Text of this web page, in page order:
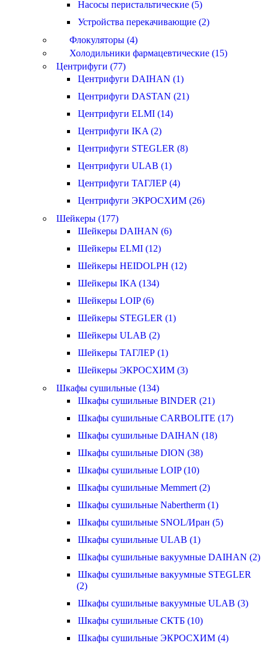
Насосы перистальтические (5)
Устройства перекачивающие (2)
Флокуляторы (4)
Холодильники фармацевтические (15)
Центрифуги (77)
Центрифуги DAIHAN (1)
Центрифуги DASTAN (21)
Центрифуги ELMI (14)
Центрифуги IKA (2)
Центрифуги STEGLER (8)
Центрифуги ULAB (1)
Центрифуги ТАГЛЕР (4)
Центрифуги ЭКРОСХИМ (26)
Шейкеры (177)
Шейкеры DAIHAN (6)
Шейкеры ELMI (12)
Шейкеры HEIDOLPH (12)
Шейкеры IKA (134)
Шейкеры LOIP (6)
Шейкеры STEGLER (1)
Шейкеры ULAB (2)
Шейкеры ТАГЛЕР (1)
Шейкеры ЭКРОСХИМ (3)
Шкафы сушильные (134)
Шкафы сушильные BINDER (21)
Шкафы сушильные CARBOLITE (17)
Шкафы сушильные DAIHAN (18)
Шкафы сушильные DION (38)
Шкафы сушильные LOIP (10)
Шкафы сушильные Memmert (2)
Шкафы сушильные Nabertherm (1)
Шкафы сушильные SNOL/Иран (5)
Шкафы сушильные ULAB (1)
Шкафы сушильные вакуумные DAIHAN (2)
Шкафы сушильные вакуумные STEGLER
(2)
Шкафы сушильные вакуумные ULAB (3)
Шкафы сушильные СКТБ (10)
Шкафы сушильные ЭКРОСХИМ (4)